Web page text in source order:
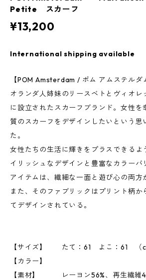
Petite スカーフ
¥13,200
International shipping available
【POM Amsterdam / ポム アムステルダ
オランダ人姉妹のリースベトとヴィオレ
に設立されたスカーフブランド。女性を
質のスカーフをデザインしたいという思
た。
女性たちの生活に輝きをプラスできるよ
イリッシュなデザインと豊富なカラーバ
アイテムは、繊細な一面と遊び心の両方
また、そのファブリックはプリント柄か
てデザインされている。
【サイズ】 たて：61 よこ：61 （
【カラー】
【素材】 レーヨン56%、再生繊維